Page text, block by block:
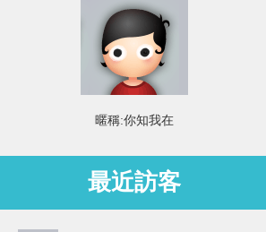
暱稱:你知我在
最近訪客